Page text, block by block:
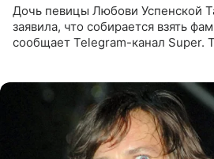
Дочь певицы Любови Успенской
заявила, что собирается взять
сообщает Telegram-канал Super.